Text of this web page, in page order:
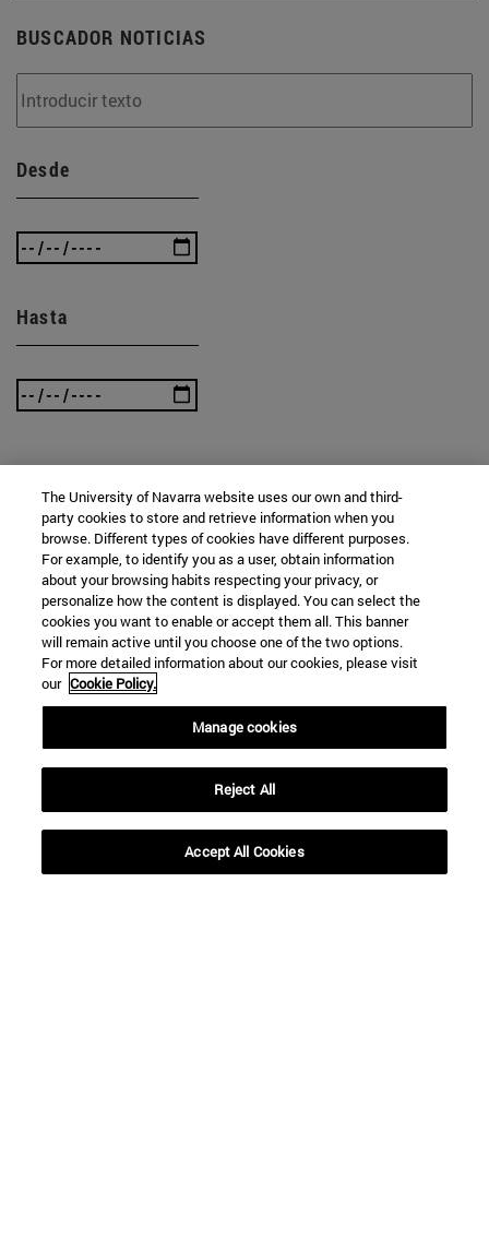
BUSCADOR NOTICIAS
Desde
Hasta
BUSCAR
The University of Navarra website uses our own and third-
party cookies to store and retrieve information when you
browse. Different types of cookies have different purposes.
For example, to identify you as a user, obtain information
about your browsing habits respecting your privacy, or
personalize how the content is displayed. You can select the
cookies you want to enable or accept them all. This banner
will remain active until you choose one of the two options.
For more detailed information about our cookies, please visit
our Cookie Policy.
Manage cookies
Reject All
Accept All Cookies